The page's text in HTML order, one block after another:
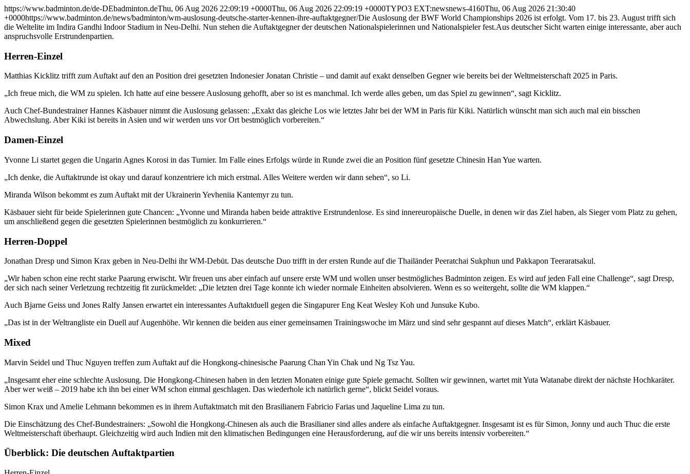
https://www.badminton.de/de-DEbadminton.deThu, 06 Aug 2026 22:09:19 +0000Thu, 06 Aug 2026 22:09:19 +0000TYPO3 EXT:newsnews-4160Thu, 06 Aug 2026 21:30:40
+0000https://www.badminton.de/news/badminton/wm-auslosung-deutsche-starter-kennen-ihre-auftaktgegner/Die Auslosung der BWF World Championships 2026 ist erfolgt. Vom 17. bis 23. August trifft sich
die Weltelite im Indira Gandhi Indoor Stadium in Neu-Delhi. Nun stehen die Auftaktgegner der deutschen Nationalspielerinnen und Nationalspieler fest.Aus deutscher Sicht warten einige interessante, aber auch
anspruchsvolle Erstrundenpartien.
Herren-Einzel
Matthias Kicklitz trifft zum Auftakt auf den an Position drei gesetzten Indonesier Jonatan Christie – und damit auf exakt denselben Gegner wie bereits bei der Weltmeisterschaft 2025 in Paris.
„Ich freue mich, die WM zu spielen. Ich hatte auf eine bessere Auslosung gehofft, aber so ist es manchmal. Ich werde alles geben, um das Spiel zu gewinnen“, sagt Kicklitz.
Auch Chef-Bundestrainer Hannes Käsbauer nimmt die Auslosung gelassen: „Exakt das gleiche Los wie letztes Jahr bei der WM in Paris für Kiki. Natürlich wünscht man sich auch mal ein bisschen
Abwechslung. Aber Kiki ist bereits in Asien und wir werden uns vor Ort bestmöglich vorbereiten.“
Damen-Einzel
Yvonne Li startet gegen die Ungarin Agnes Korosi in das Turnier. Im Falle eines Erfolgs würde in Runde zwei die an Position fünf gesetzte Chinesin Han Yue warten.
„Ich denke, die Auftaktrunde ist okay und darauf konzentriere ich mich erstmal. Alles Weitere werden wir dann sehen“, so Li.
Miranda Wilson bekommt es zum Auftakt mit der Ukrainerin Yevheniia Kantemyr zu tun.
Käsbauer sieht für beide Spielerinnen gute Chancen: „Yvonne und Miranda haben beide attraktive Erstrundenlose. Es sind innereuropäische Duelle, in denen wir das Ziel haben, als Sieger vom Platz zu gehen,
um anschließend gegen die gesetzten Spielerinnen bestmöglich zu konkurrieren.“
Herren-Doppel
Jonathan Dresp und Simon Krax geben in Neu-Delhi ihr WM-Debüt. Das deutsche Duo trifft in der ersten Runde auf die Thailänder Peeratchai Sukphun und Pakkapon Teeraratsakul.
„Wir haben schon eine recht starke Paarung erwischt. Wir freuen uns aber einfach auf unsere erste WM und wollen unser bestmögliches Badminton zeigen. Es wird auf jeden Fall eine Challenge“, sagt Dresp,
der sich nach seiner Verletzung rechtzeitig fit zurückmeldet: „Die letzten drei Tage konnte ich wieder normale Einheiten absolvieren. Wenn es so weitergeht, sollte die WM klappen.“
Auch Bjarne Geiss und Jones Ralfy Jansen erwartet ein interessantes Auftaktduell gegen die Singapurer Eng Keat Wesley Koh und Junsuke Kubo.
„Das ist in der Weltrangliste ein Duell auf Augenhöhe. Wir kennen die beiden aus einer gemeinsamen Trainingswoche im März und sind sehr gespannt auf dieses Match“, erklärt Käsbauer.
Mixed
Marvin Seidel und Thuc Nguyen treffen zum Auftakt auf die Hongkong-chinesische Paarung Chan Yin Chak und Ng Tsz Yau.
„Insgesamt eher eine schlechte Auslosung. Die Hongkong-Chinesen haben in den letzten Monaten einige gute Spiele gemacht. Sollten wir gewinnen, wartet mit Yuta Watanabe direkt der nächste Hochkaräter.
Aber wer weiß – 2019 habe ich ihn bei einer WM schon einmal geschlagen. Das wiederhole ich natürlich gerne“, blickt Seidel voraus.
Simon Krax und Amelie Lehmann bekommen es in ihrem Auftaktmatch mit den Brasilianern Fabricio Farias und Jaqueline Lima zu tun.
Die Einschätzung des Chef-Bundestrainers: „Sowohl die Hongkong-Chinesen als auch die Brasilianer sind alles andere als einfache Auftaktgegner. Insgesamt ist es für Simon, Jonny und auch Thuc die erste
Weltmeisterschaft überhaupt. Gleichzeitig wird auch Indien mit den klimatischen Bedingungen eine Herausforderung, auf die wir uns bereits intensiv vorbereiten.“
Überblick: Die deutschen Auftaktpartien